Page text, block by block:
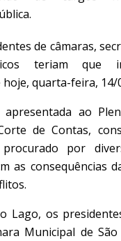
de câmaras,
teriam que
quarta-feira, 14/
ao
de Contas,
por
as consequências
Lago, os
Municipal de São